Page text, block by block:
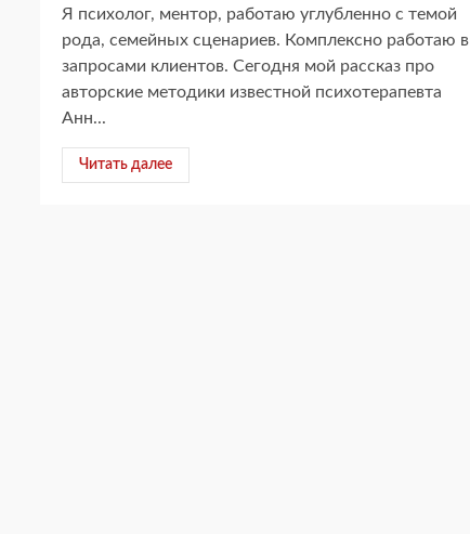
Я психолог, ментор, работаю углубленно с темой
рода, семейных сценариев. Комплексно работаю в
запросами клиентов. Сегодня мой рассказ про
авторские методики известной психотерапевта
Анн...
Читать далее